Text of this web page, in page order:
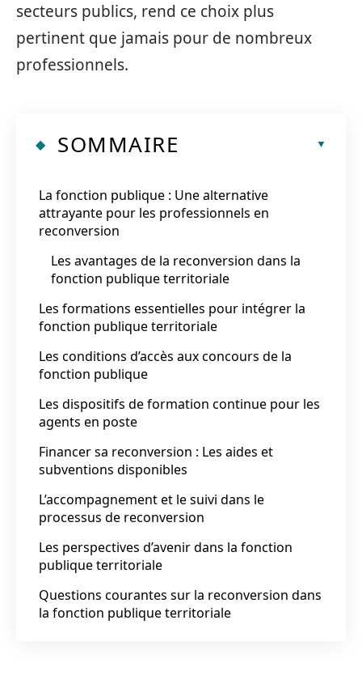
secteurs publics, rend ce choix plus
pertinent que jamais pour de nombreux
professionnels.
SOMMAIRE
La fonction publique : Une alternative
attrayante pour les professionnels en
reconversion
Les avantages de la reconversion dans la
fonction publique territoriale
Les formations essentielles pour intégrer la
fonction publique territoriale
Les conditions d’accès aux concours de la
fonction publique
Les dispositifs de formation continue pour les
agents en poste
Financer sa reconversion : Les aides et
subventions disponibles
L’accompagnement et le suivi dans le
processus de reconversion
Les perspectives d’avenir dans la fonction
publique territoriale
Questions courantes sur la reconversion dans
la fonction publique territoriale